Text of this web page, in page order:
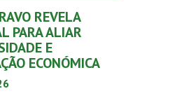
REVELA
PARA ALIAR
E
ECONÓMICA